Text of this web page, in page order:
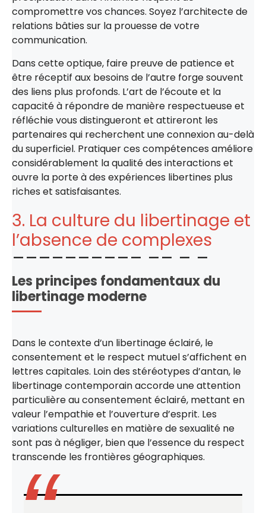
compromettre vos chances. Soyez l’architecte de
relations bâties sur la prouesse de votre
communication.
Dans cette optique, faire preuve de patience et
être réceptif aux besoins de l’autre forge souvent
des liens plus profonds. L’art de l’écoute et la
capacité à répondre de manière respectueuse et
réfléchie vous distingueront et attireront les
partenaires qui recherchent une connexion au-delà
du superficiel. Pratiquer ces compétences améliore
considérablement la qualité des interactions et
ouvre la porte à des expériences libertines plus
riches et satisfaisantes.
3. La culture du libertinage et
l’absence de complexes
Les principes fondamentaux du
libertinage moderne
Dans le contexte d’un libertinage éclairé, le
consentement et le respect mutuel s’affichent en
lettres capitales. Loin des stéréotypes d’antan, le
libertinage contemporain accorde une attention
particulière au consentement éclairé, mettant en
valeur l’empathie et l’ouverture d’esprit. Les
variations culturelles en matière de sexualité ne
sont pas à négliger, bien que l’essence du respect
transcende les frontières géographiques.